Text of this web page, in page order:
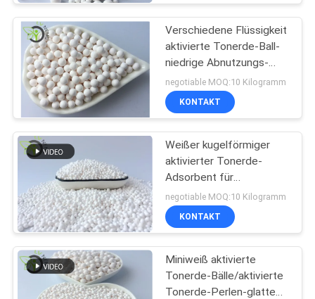
PRIVACY
POLICY
Verschiedene Flüssigkeit
aktivierte Tonerde-Ball-
niedrige Abnutzungs-
Tonerde-keramische
Bälle
negotiable MOQ:10 Kilogramm
KONTAKT
Weißer kugelförmiger
aktivierter Tonerde-
Adsorbent für
Trinkwasser-Filter
negotiable MOQ:10 Kilogramm
KONTAKT
Miniweiß aktivierte
Tonerde-Bälle/aktivierte
Tonerde-Perlen-glatte